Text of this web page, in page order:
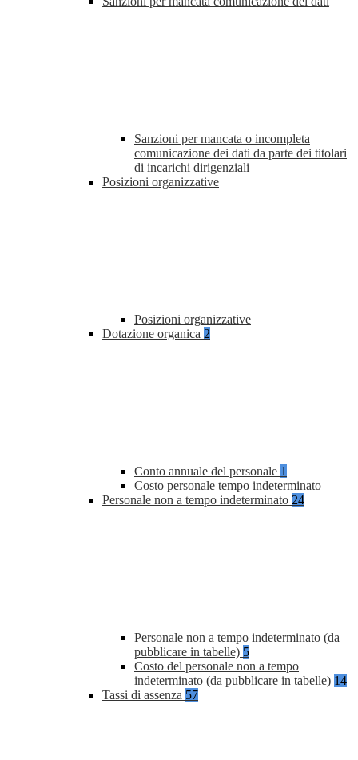
Sanzioni per mancata o incompleta
comunicazione dei dati da parte dei titolari
di incarichi dirigenziali
Posizioni organizzative
Posizioni organizzative
Dotazione organica 2
Conto annuale del personale 1
Costo personale tempo indeterminato
Personale non a tempo indeterminato 24
Personale non a tempo indeterminato (da
pubblicare in tabelle) 5
Costo del personale non a tempo
indeterminato (da pubblicare in tabelle) 14
Tassi di assenza 57